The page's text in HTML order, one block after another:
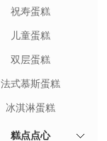
祝寿蛋糕
儿童蛋糕
双层蛋糕
法式慕斯蛋糕
冰淇淋蛋糕
糕点点心